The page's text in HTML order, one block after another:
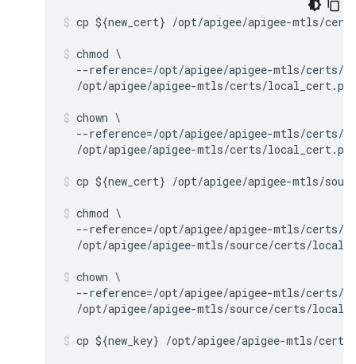
cp ${new_cert} /opt/apigee/apigee-mtls/
chmod \
--reference=/opt/apigee/apigee-mtls/certs/
/opt/apigee/apigee-mtls/certs/
chown \
--reference=/opt/apigee/apigee-mtls/certs/
/opt/apigee/apigee-mtls/certs/
cp ${new_cert} /opt/apigee/apigee-mtls/
chmod \
--reference=/opt/apigee/apigee-mtls/certs/
/opt/apigee/apigee-mtls/source/certs/
chown \
--reference=/opt/apigee/apigee-mtls/certs/
/opt/apigee/apigee-mtls/source/certs/
cp ${new_key} /opt/apigee/apigee-mtls/